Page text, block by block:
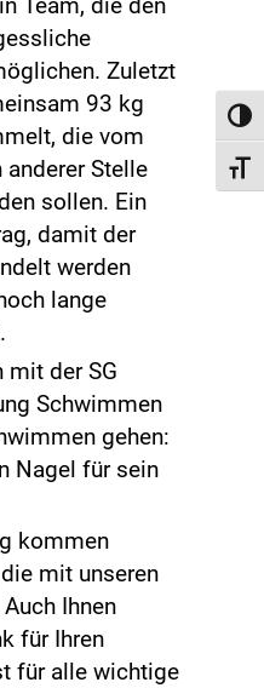
Zuletzt
93 kg
die vom
anderer Stelle
sollen. Ein
damit der
werden
lange
mit der SG
Schwimmen
gehen:
Nagel für sein
kommen
mit unseren
Ihnen
für Ihren
für alle wichtige